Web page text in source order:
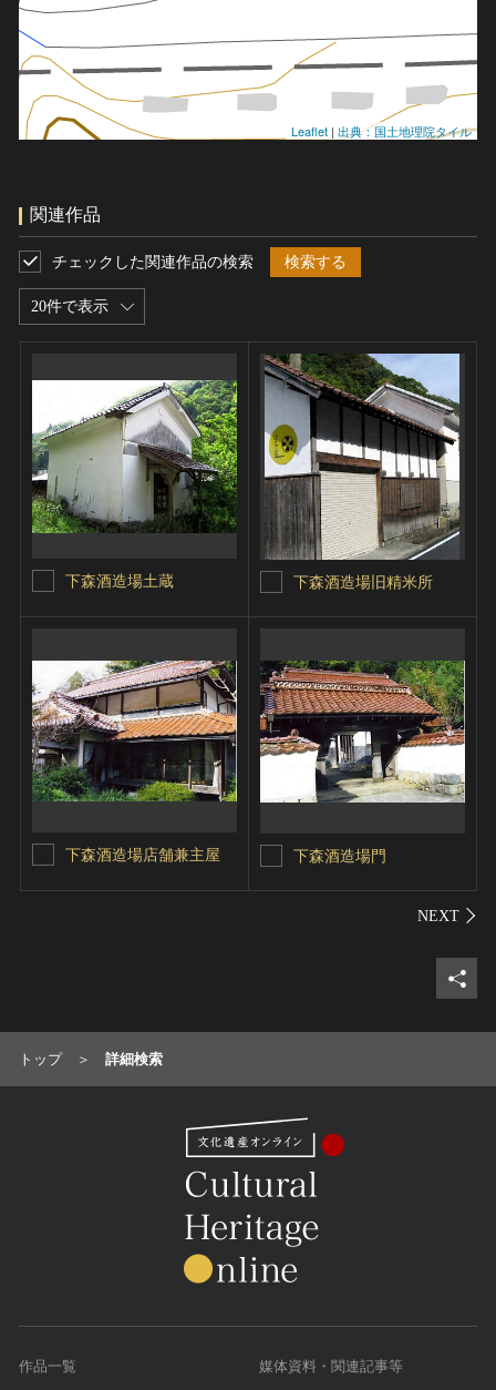
Leaflet | 出典：国土地理院タイル
関連作品
20件で表示
チェックした関連作品の検索 検索する
下森酒造場土蔵 下森酒造場旧精米所
下森酒造場店舗兼主屋 下森酒造場門
シェ
トップ 詳細検索
作品一覧 媒体資料・関連記事等